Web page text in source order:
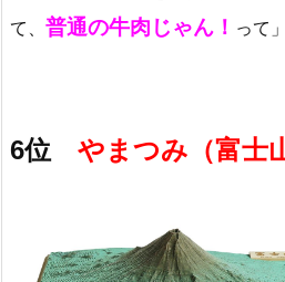
て、 普通の牛肉じゃん！ って」
6位 やまつみ（富士